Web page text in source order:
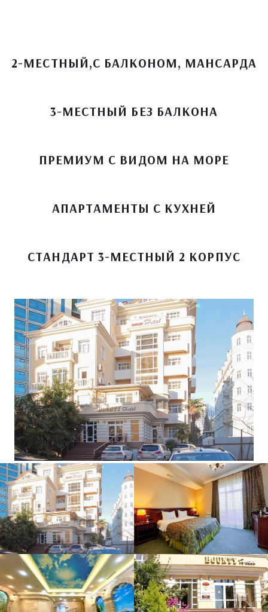
2-МЕСТНЫЙ,С БАЛКОНОМ, МАНСАРДА
3-МЕСТНЫЙ БЕЗ БАЛКОНА
ПРЕМИУМ С ВИДОМ НА МОРЕ
АПАРТАМЕНТЫ С КУХНЕЙ
СТАНДАРТ 3-МЕСТНЫЙ 2 КОРПУС